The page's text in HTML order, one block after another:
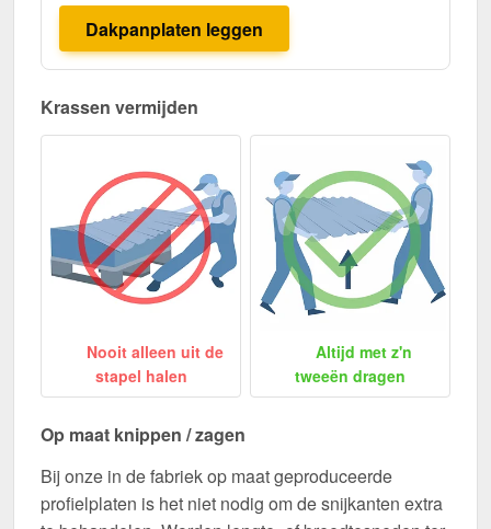
Dakpanplaten leggen
Krassen vermijden
Nooit alleen uit de
stapel halen
Altijd met z'n
tweeën dragen
Op maat knippen / zagen
Bij onze in de fabriek op maat geproduceerde
profielplaten is het niet nodig om de snijkanten extra